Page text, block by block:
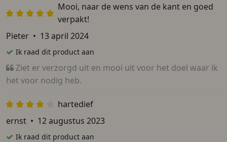
Mooi, naar de wens van de kant en goed
verpakt!
Pieter • 13 april 2024
Ik raad dit product aan
Ziet er verzorgd uit en mooi uit voor het doel waar ik
het voor nodig heb.
hartedief
ernst • 12 augustus 2023
Ik raad dit product aan